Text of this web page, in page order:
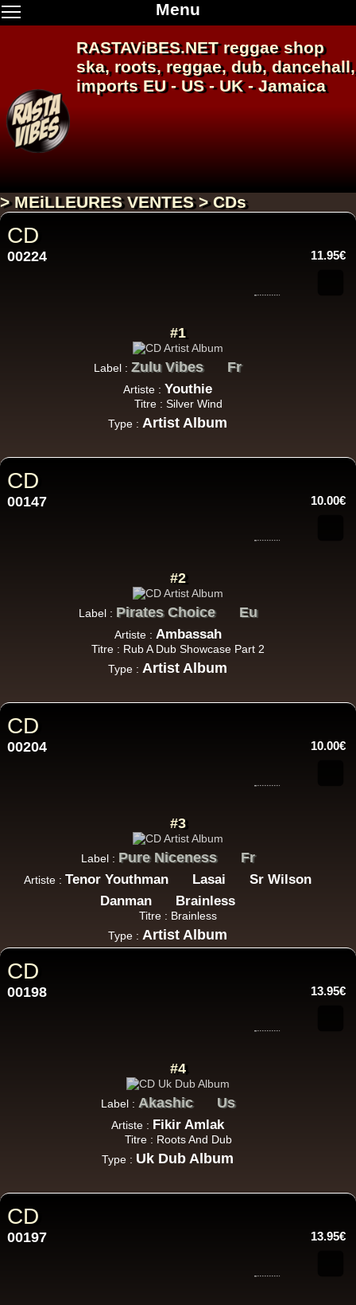
Menu
RASTAViBES.NETreggae shop
ska, roots, reggae, dub, dancehall,
imports EU - US - UK - Jamaica
> MEiLLEURES VENTES > CDs
CD
00224 11.95€
#1
Label : Zulu Vibes Fr
Artiste : Youthie
Titre : Silver Wind
Type : Artist Album
CD
00147 10.00€
#2
Label : Pirates Choice Eu
Artiste : Ambassah
Titre : Rub A Dub Showcase Part 2
Type : Artist Album
CD
00204 10.00€
#3
Label : Pure Niceness Fr
Artiste : Tenor Youthman Lasai
Sr Wilson
Danman
Brainless
Titre : Brainless
Type : Artist Album
CD
00198 13.95€
#4
Label : Akashic Us
Artiste : Fikir Amlak
Titre : Roots And Dub
Type : Uk Dub Album
CD
00197 13.95€